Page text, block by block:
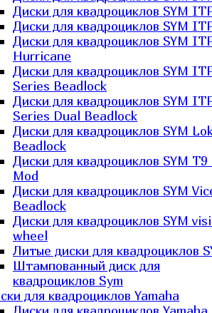
Диски для квадроциклов SYM
Диски для квадроциклов SYM
Диски для квадроциклов SYM
Hurricane
Диски для квадроциклов SYM
Series Beadlock
Диски для квадроциклов SYM
Series Dual Beadlock
Диски для квадроциклов SYM
Beadlock
Диски для квадроциклов SYM T9
Mod
Диски для квадроциклов SYM
Beadlock
Диски для квадроциклов SYM
wheel
Литые диски для квадроциклов
Штампованный диск для
квадроциклов Sym
для квадроциклов Yamaha